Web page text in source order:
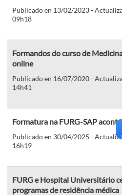
Publicado en 13/02/2023 -
09h18
Formandos do curso de
online
Publicado en 16/07/2020 -
14h41
Formatura na FURG-SAP
Publicado en 30/04/2025 -
16h19
FURG e Hospital Universitário
programas de residência médica